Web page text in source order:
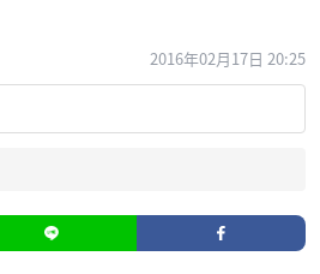
2016年02月17日 20:25